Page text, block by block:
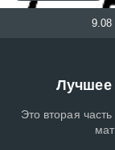
9.08
Лучшее
Это вторая